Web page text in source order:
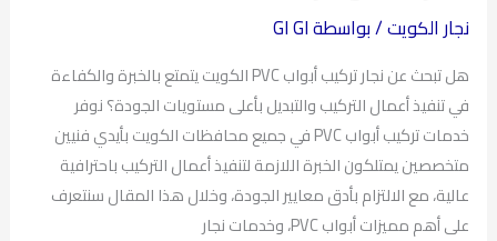
نجار الكويت/ بواسطةGI GI
هل تبحث عن نجار تركيب أبواب PVC الكويت يتمتع بالخبرة والكفاءة
في تنفيذ أعمال التركيب والتبديل بأعلى مستويات الجودة؟ نوفر
خدمات تركيب أبواب PVC في جميع محافظات الكويت بأيدي فنيين
متخصصين يمتلكون الخبرة اللازمة لتنفيذ أعمال التركيب باحترافية
عالية، مع الالتزام بأدق معايير الجودة، وخلال هذا المقال سنتعرف
على أهم مميزات أبواب PVC، وخدمات نجار
احترافيه
وسريعة